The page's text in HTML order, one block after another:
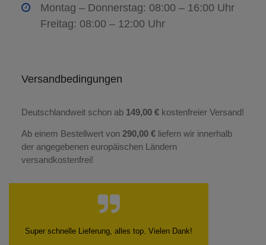
Montag – Donnerstag: 08:00 – 16:00 Uhr
Freitag: 08:00 – 12:00 Uhr
Versandbedingungen
Deutschlandweit schon ab 149,00 € kostenfreier Versand!
Ab einem Bestellwert von 290,00 € liefern wir innerhalb
der angegebenen europäischen Ländern
versandkostenfrei!
Super schnelle Lieferung, alles top. Vielen Dank!